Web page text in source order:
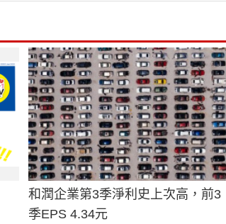
和潤企業第3季淨利史上次高，前3
季EPS 4.34元